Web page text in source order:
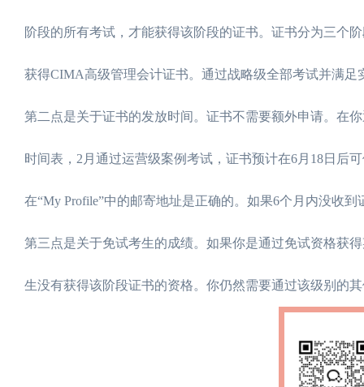
阶段的所有考试，才能获得该阶段的证书。证书分为三个
获得CIMA高级管理会计证书。通过战略级全部考试并满
第二点是关于证书的发放时间。证书不需要额外申请。在
时间表，2月通过运营级案例考试，证书预计在6月18日后
在“My Profile”中的邮寄地址是正确的。如果6个月内没收
第三点是关于免试考生的成绩。如果你是通过免试资格获
生没有获得该阶段证书的资格。你仍然需要通过该级别的